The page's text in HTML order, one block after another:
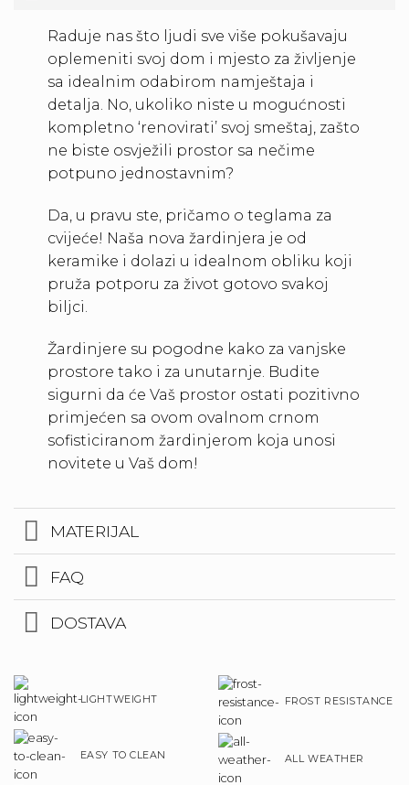
Raduje nas što ljudi sve više pokušavaju
oplemeniti svoj dom i mjesto za življenje
sa idealnim odabirom namještaja i
detalja. No, ukoliko niste u mogućnosti
kompletno ‘renovirati’ svoj smeštaj, zašto
ne biste osvježili prostor sa nečime
potpuno jednostavnim?
Da, u pravu ste, pričamo o teglama za
cvijeće! Naša nova žardinjera je od
keramike i dolazi u idealnom obliku koji
pruža potporu za život gotovo svakoj
biljci.
Žardinjere su pogodne kako za vanjske
prostore tako i za unutarnje. Budite
sigurni da će Vaš prostor ostati pozitivno
primjećen sa ovom ovalnom crnom
sofisticiranom žardinjerom koja unosi
novitete u Vaš dom!
MATERIJAL
FAQ
DOSTAVA
LIGHTWEIGHT
EASY TO CLEAN
FROST RESISTANCE
ALL WEATHER